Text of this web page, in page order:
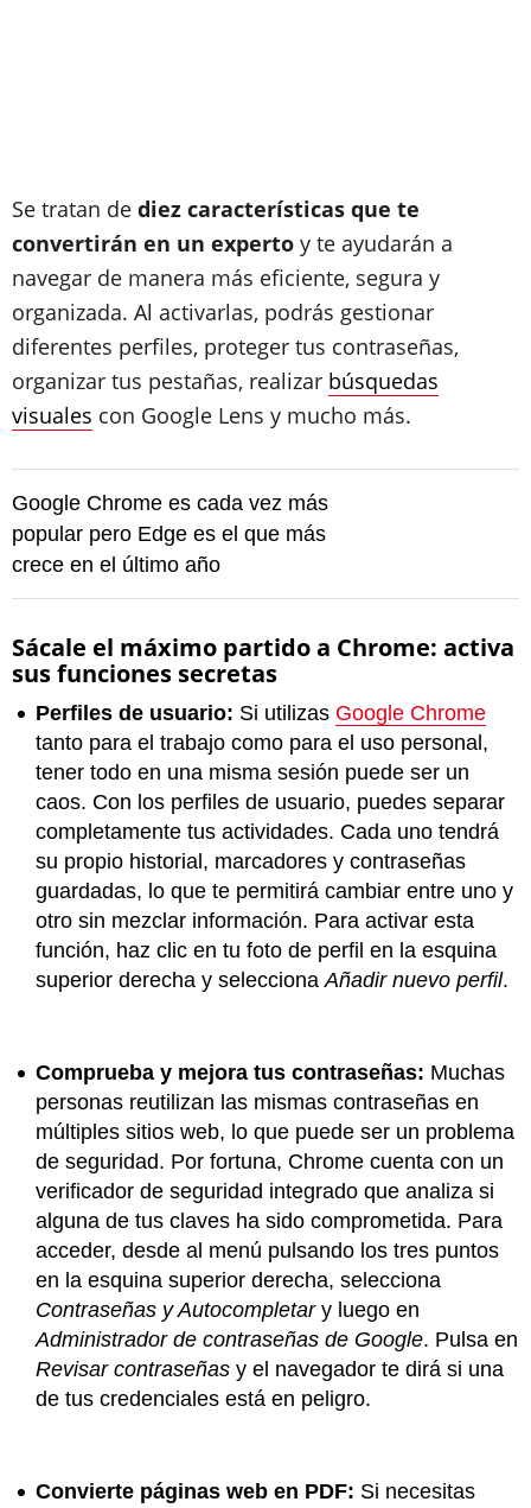
Se tratan de diez características que te
convertirán en un experto y te ayudarán a
navegar de manera más eficiente, segura y
organizada. Al activarlas, podrás gestionar
diferentes perfiles, proteger tus contraseñas,
organizar tus pestañas, realizar búsquedas
visuales con Google Lens y mucho más.
Google Chrome es cada vez más
popular pero Edge es el que más
crece en el último año
Sácale el máximo partido a Chrome: activa
sus funciones secretas
Perfiles de usuario: Si utilizas Google Chrome
tanto para el trabajo como para el uso personal,
tener todo en una misma sesión puede ser un
caos. Con los perfiles de usuario, puedes separar
completamente tus actividades. Cada uno tendrá
su propio historial, marcadores y contraseñas
guardadas, lo que te permitirá cambiar entre uno y
otro sin mezclar información. Para activar esta
función, haz clic en tu foto de perfil en la esquina
superior derecha y seleccionaAñadir nuevo perfil.
Comprueba y mejora tus contraseñas: Muchas
personas reutilizan las mismas contraseñas en
múltiples sitios web, lo que puede ser un problema
de seguridad. Por fortuna, Chrome cuenta con un
verificador de seguridad integrado que analiza si
alguna de tus claves ha sido comprometida. Para
acceder, desde al menú pulsando los tres puntos
en la esquina superior derecha, selecciona
Contraseñas y Autocompletary luego en
Administrador de contraseñas de Google. Pulsa en
Revisar contraseñas y el navegador te dirá si una
de tus credenciales está en peligro.
Convierte páginas web en PDF: Si necesitas